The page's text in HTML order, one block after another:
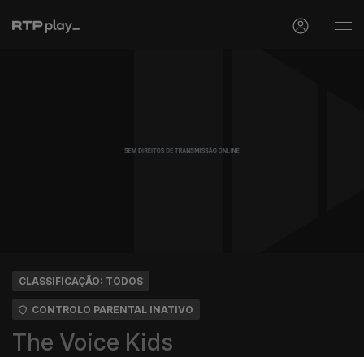
CLASSIFICAÇÃO: TODOS
CONTROLO PARENTAL INATIVO
The Voice Kids